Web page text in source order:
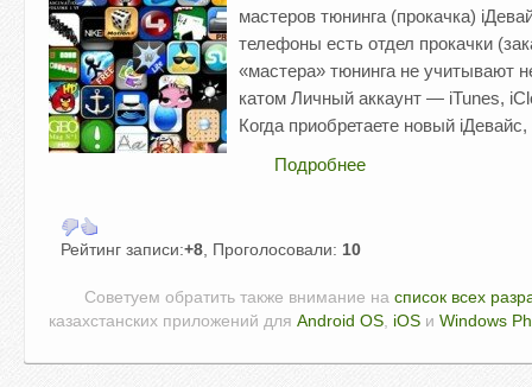
мастеров тюнинга (прокачка)
телефоны есть отдел прокачки
«мастера» тюнинга не учитывают
катом Личный аккаунт — iTunes,
Когда приобретаете новый iДевайс,
Подробнее
Рейтинг записи:+8 , Проголосовали: 10
Советуем обратить также внимание на список всех
казахстанских приложений для Android OS iOS и Windows